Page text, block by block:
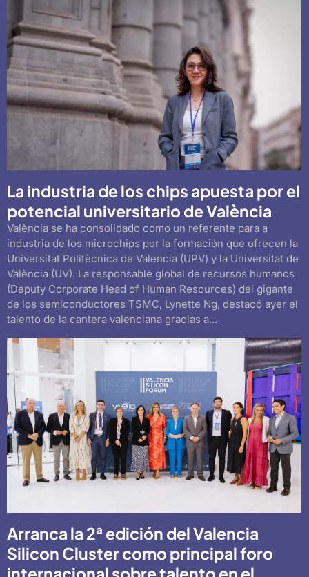
La industria de los chips apuesta por el
potencial universitario de València
València se ha consolidado como un referente para a
industria de los microchips por la formación que ofrecen la
Universitat Politècnica de Valencia (UPV) y la Universitat de
València (UV). La responsable global de recursos humanos
(Deputy Corporate Head of Human Resources) del gigante
de los semiconductores TSMC, Lynette Ng, destacó ayer el
talento de la cantera valenciana gracias a...
Arranca la 2ª edición del Valencia
Silicon Cluster como principal foro
internacional sobre talento en el